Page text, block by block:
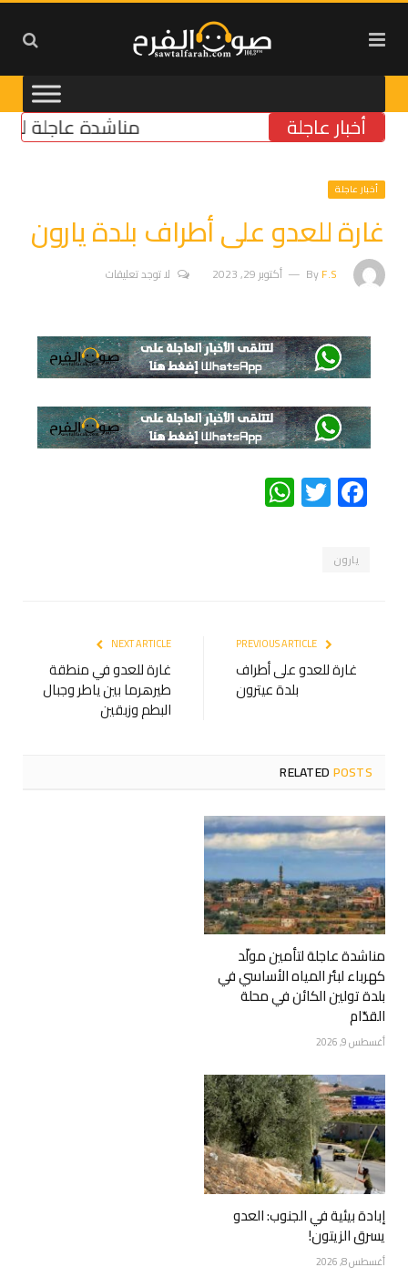
أخبار عاجلة مناشدة عاجلة
أخبار عاجلة
غارة للعدو على أطراف بلدة يارون
ByF.S أكتوبر 29, 2023 لا توجد تعليقات
Facebook
Twitter
WhatsApp
يارون
غارة للعدو على أطراف
بلدة عيترون
NEXT ARTICLE
غارة للعدو في منطقة
طيرهرما بين ياطر وجبال
البطم وزبقين
RELATEDPOSTS
مناشدة عاجلة لتأمين مولّد
كهرباء لبئر المياه الأساسي في
بلدة تولين الكائن في محلة
القدّام
أغسطس 9, 2026
إبادة بيئية في الجنوب: العدو
يسرق الزيتون!
أغسطس 8, 2026